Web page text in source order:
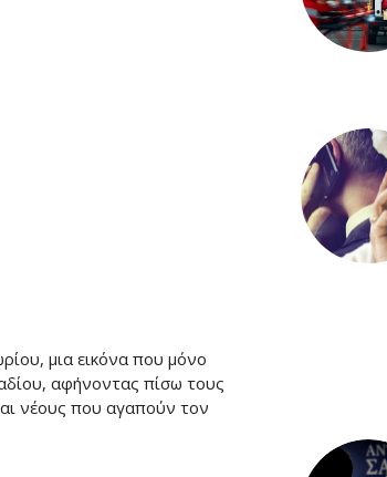
μια εικόνα που μόνο
αφήνοντας πίσω τους
νέους που αγαπούν τον